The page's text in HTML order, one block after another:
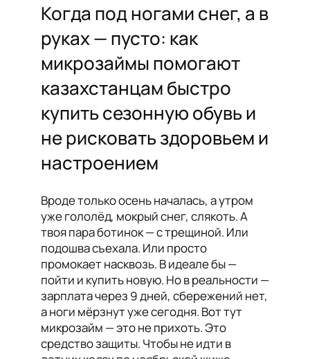
Когда под ногами снег, а в
руках — пусто: как
микрозаймы помогают
казахстанцам быстро
купить сезонную обувь и
не рисковать здоровьем и
настроением
Вроде только осень началась, а утром
уже гололёд, мокрый снег, слякоть. А
твоя пара ботинок — с трещиной. Или
подошва съехала. Или просто
промокает насквозь. В идеале бы —
пойти и купить новую. Но в реальности —
зарплата через 9 дней, сбережений нет,
а ноги мёрзнут уже сегодня. Вот тут
микрозайм — это не прихоть. Это
средство защиты. Чтобы не идти в